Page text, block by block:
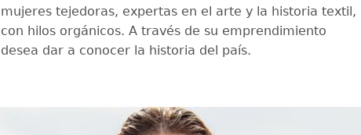
mujeres tejedoras, expertas en el arte y la historia textil,
con hilos orgánicos. A través de su emprendimiento
desea dar a conocer la historia del país.